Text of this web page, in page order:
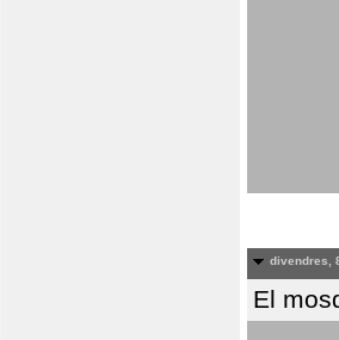
divendres,
El